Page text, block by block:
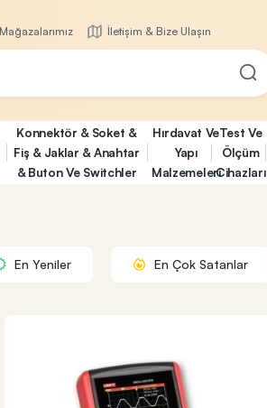
Mağazalarımız İletişim & Bize Ulaşın
Konnektör & Soket &
Fiş & Jaklar & Anahtar
& Buton Ve Switchler
Hırdavat Ve
Yapı
Malzemeleri
Test Ve
Ölçüm
Cihazları
En Çok Satanlar
En Yeniler